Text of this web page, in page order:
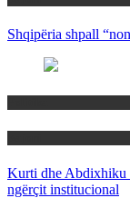
Shqipëria shpall
Kurti dhe Abdixhiku
ngërçit institucional